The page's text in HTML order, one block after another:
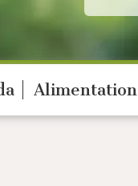
Alimentation